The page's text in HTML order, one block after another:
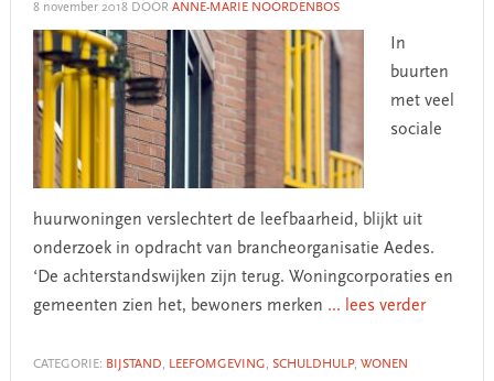
8 november 2018DOOR ANNE-MARIE NOORDENBOS
In
buurten
met veel
sociale
huurwoningen verslechtert de leefbaarheid, blijkt uit
onderzoek in opdracht van brancheorganisatie Aedes.
‘De achterstandswijken zijn terug. Woningcorporaties en
gemeenten zien het, bewoners merken ... lees verder
CATEGORIE: BIJSTAND, LEEFOMGEVING, SCHULDHULP, WONEN